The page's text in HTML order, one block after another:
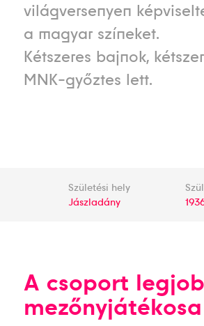
világversenyen
a magyar színeket.
Kétszeres bajnok,
MNK-győztes lett.
Születési hely
Jászladány
A csoport
mezőnyjátékosa